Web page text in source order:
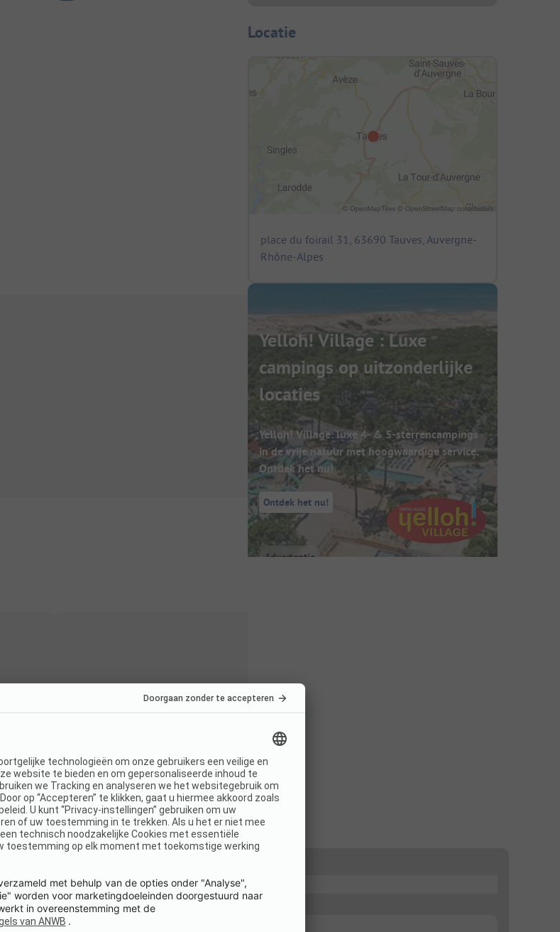
Locatie
place du foirail 31, 63690 Tauves, Auvergne-
Rhône-Alpes
Yelloh! Village : Luxe
campings op uitzonderlijke
locaties
Yelloh! Village: luxe 4- & 5-sterrencampings
in de vrije natuur met hoogwaardige service.
Ontdek het nu!
Ontdek het nu!